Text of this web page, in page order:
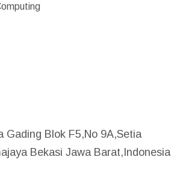
Gading Blok F5,No 9A,Setia
Bekasi Jawa Barat,Indonesia